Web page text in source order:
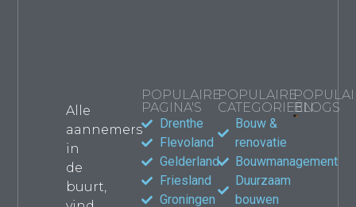
Alle
aannemers
in
de
buurt,
POPULAIRE
PAGINA'S
Drenthe
Flevoland
Gelderland
Friesland
Groningen
POPULAIRE
CATEGORIEËN
Bouw &
renovatie
Bouwmanagement
Duurzaam
bouwen
BLOGS
jouw